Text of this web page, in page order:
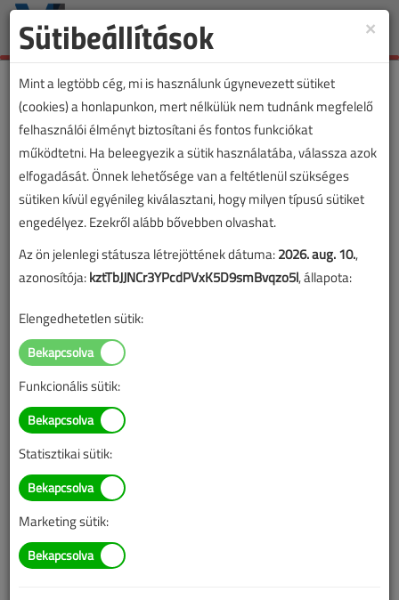
Toggle
Rovat: tűzvédelem
„tűzvédelem” rovatba sorolt tartalmak
1 2 3
Tűzálló kábelrendszerek tervezése és
kivitelezése
×
Sütibeállítások
Mint a legtöbb cég, mi is használunk úgynevezett sütiket
(cookies) a honlapunkon, mert nélkülük nem tudnánk megfelelő
felhasználói élményt biztosítani és fontos funkciókat
működtetni. Ha beleegyezik a sütik használatába, válassza azok
elfogadását. Önnek lehetősége van a feltétlenül szükséges
sütiken kívül egyénileg kiválasztani, hogy milyen típusú sütiket
engedélyez. Ezekről alább bővebben olvashat.
Az ön jelenlegi státusza létrejöttének dátuma:2026. aug. 10.,
azonosítója:kztTbJJNCr3YPcdPVxK5D9smBvqzo5l, állapota:
Elengedhetetlen sütik:
Funkcionális sütik:
Statisztikai sütik:
Marketing sütik: